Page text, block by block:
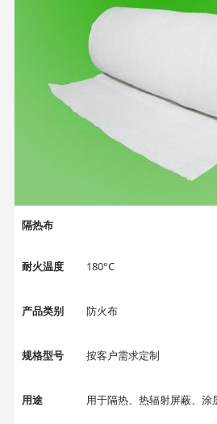
2（Kg）
软镜子
按客户需求定制
隔热布
耐火温度 180°C
产品类别 防火布
规格型号 按客户需求定制
用途 用于隔热、热辐射屏蔽、涂